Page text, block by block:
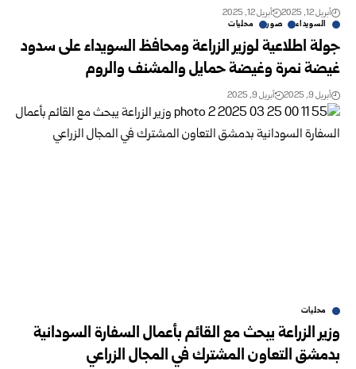
أبريل 12, 2025 أبريل 12, 2025
السويداء صور محليات
جولة اطلاعية لوزير الزراعة ومحافظ السويداء على سدود
غيضة نمرة وغيضة حمايل والمشنف والروم
أبريل 9, 2025 أبريل 9, 2025
محليات
وزير الزراعة يبحث مع القائم بأعمال السفارة السودانية
بدمشق التعاون ‏المشترك في المجال الزراعي‏ ‏